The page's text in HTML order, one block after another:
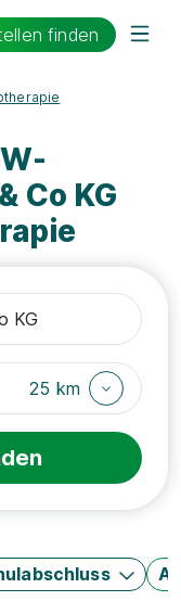
finden
Co KG
25 km